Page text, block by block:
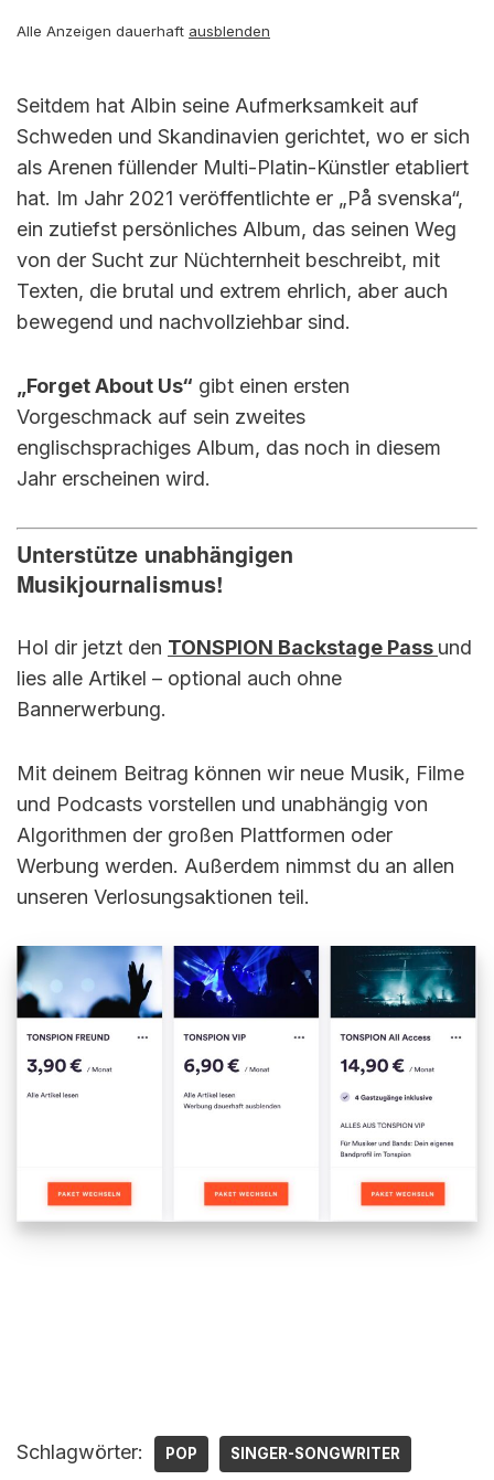
Alle Anzeigen dauerhaft ausblenden
Seitdem hat Albin seine Aufmerksamkeit auf
Schweden und Skandinavien gerichtet, wo er sich
als Arenen füllender Multi-Platin-Künstler etabliert
hat. Im Jahr 2021 veröffentlichte er „På svenska“,
ein zutiefst persönliches Album, das seinen Weg
von der Sucht zur Nüchternheit beschreibt, mit
Texten, die brutal und extrem ehrlich, aber auch
bewegend und nachvollziehbar sind.
„Forget About Us“ gibt einen ersten
Vorgeschmack auf sein zweites
englischsprachiges Album, das noch in diesem
Jahr erscheinen wird.
Unterstütze unabhängigen
Musikjournalismus!
Hol dir jetzt den TONSPION Backstage Pass und
lies alle Artikel – optional auch ohne
Bannerwerbung.
Mit deinem Beitrag können wir neue Musik, Filme
und Podcasts vorstellen und unabhängig von
Algorithmen der großen Plattformen oder
Werbung werden. Außerdem nimmst du an allen
unseren Verlosungsaktionen teil.
Schlagwörter: POP SINGER-SONGWRITER